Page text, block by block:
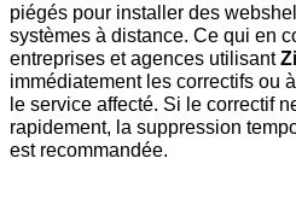
piégés pour installer des
systèmes à distance. Ce qui en
entreprises et agences utilisant
immédiatement les correctifs ou
le service affecté. Si le correctif
rapidement, la suppression
est recommandée.